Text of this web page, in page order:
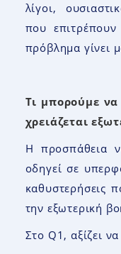
λίγοι,
που επιτρέπουν
πρόβλημα γίνει
Τι μπορούμε
χρειάζεται
Η προσπάθεια
οδηγεί σε
καθυστερήσεις
την εξωτερική
Στο Q1, αξίζει